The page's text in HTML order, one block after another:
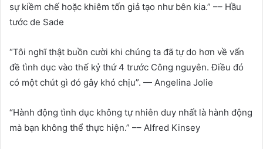
sự kiềm chế hoặc khiêm tốn giả tạo như bên kia.” –– Hầu
tước de Sade
“Tôi nghĩ thật buồn cười khi chúng ta đã tự do hơn về vấn
đề tình dục vào thế kỷ thứ 4 trước Công nguyên. Điều đó
có một chút gì đó gây khó chịu”. — Angelina Jolie
“Hành động tình dục không tự nhiên duy nhất là hành động
mà bạn không thể thực hiện.” –– Alfred Kinsey